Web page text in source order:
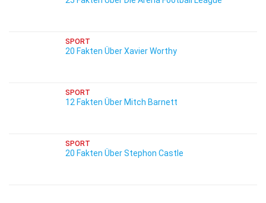
SPORT
20 Fakten Über Xavier Worthy
SPORT
12 Fakten Über Mitch Barnett
SPORT
20 Fakten Über Stephon Castle